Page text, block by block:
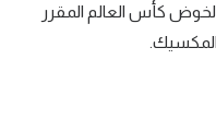
كأس العالم المقرر